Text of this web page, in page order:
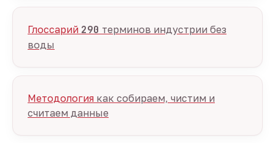
Глоссарий 290 терминов индустрии без
воды
Методология как собираем, чистим и
считаем данные